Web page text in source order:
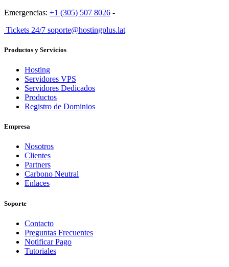
Emergencias: +1 (305) 507 8026 -
Tickets 24/7 soporte@hostingplus.lat
Productos y Servicios
Hosting
Servidores VPS
Servidores Dedicados
Productos
Registro de Dominios
Empresa
Nosotros
Clientes
Partners
Carbono Neutral
Enlaces
Soporte
Contacto
Preguntas Frecuentes
Notificar Pago
Tutoriales